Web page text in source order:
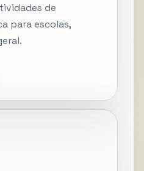
de
para escolas,